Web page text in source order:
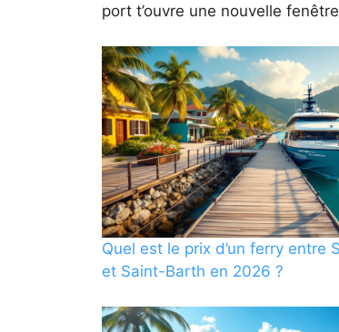
port t’ouvre une nouvelle
Quel est le prix d’un ferry entre
et Saint-Barth en 2026 ?